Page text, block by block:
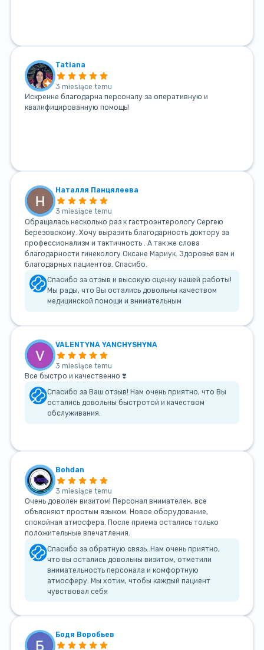
Tatiana
3 miesiące temu
Искренне благодарна персоналу за оперативную и
квалифицированную помощь!
Наталля Панцялеева
3 miesiące temu
Обращалась несколько раз к гастроэнтерологу Сергею
Березовскому. Хочу выразить благодарность доктору за
профессионализм и тактичность . А так же слова
благодарности гинекологу Оксане Мариук. Здоровья вам и
благодарных пациентов. Спасибо.
Спасибо за отзыв и высокую оценку нашей работы!
Мы рады, что Вы остались довольны качеством
медицинской помощи и внимательным
VALENTYNA YANCHYSHYNA
3 miesiące temu
Все быстро и качественно ❣️
Спасибо за Ваш отзыв! Нам очень приятно, что Вы
остались довольны быстротой и качеством
обслуживания.
Bohdan
3 miesiące temu
Очень доволен визитом! Персонал внимателен, все
объясняют простым языком. Новое оборудование,
спокойная атмосфера. После приема остались только
положительные впечатления.
Спасибо за обратную связь. Нам очень приятно,
что вы остались довольны визитом, отметили
внимательность персонала и комфортную
атмосферу. Мы хотим, чтобы каждый пациент
чувствовал себя
Бодя Воробьев